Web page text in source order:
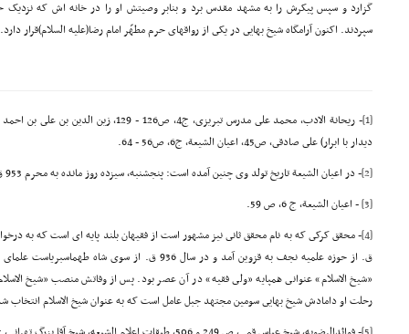
گزارد و سپس پیکرش را به مشهد مقدس برد و بنابر وصیتش او را در خانه اش که نزدیک
سپردند. اکنون آرامگاه شیخ بهایى در یکى از رواقهاى حرم مطهّر امام رضا(علیه السلام)قرار دارد.
[1]
- ریحانة الادب، محمد على مدرس تبریزى، ج4،
دیدار با ابرار) على صادقى، ص45, اعیان الشیعة، ج6، ص56 - 64.
[2] - در اعیان الشیعة تاریخ تولد وى چنین آمده است: پنجشنبه، سیزده روز مانده به محرم 953 ق. (رک: ج9، ص234.)
[3] - اعیان الشیعة، ج 6، ص 59.
[4]
ق. از حوزه علمیه نجف به قزوین آمد و در سال 936 ق. از
«شیخ الاسلام» عنوانى همپایه «ولى فقیه» در آن عصر بود. پس از وفاتش منصب «شیخ
رحلت او دامادش شیخ بهایى سومین مجتهد جبل عامل است که به عنوان شیخ الاسلام انتخاب